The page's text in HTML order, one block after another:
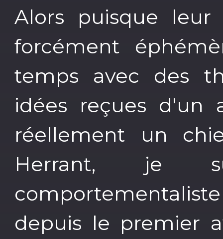
Alors puisque
forcément
temps avec des
idées reçues d'un
réellement un
Herrant, je
depuis le premier